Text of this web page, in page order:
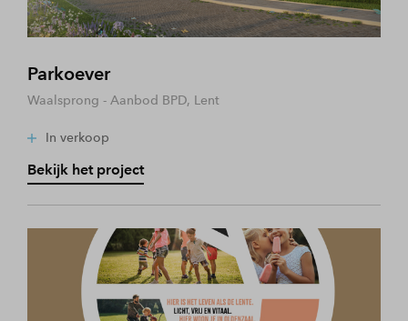
Parkoever
Waalsprong - Aanbod BPD, Lent
In verkoop
Bekijk het project